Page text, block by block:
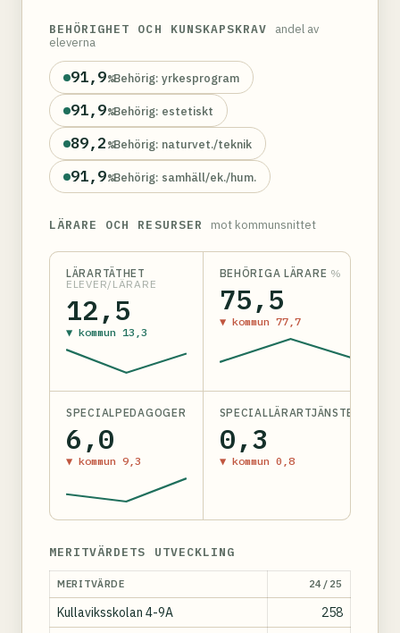
BEHÖRIGHET OCH KUNSKAPSKRAV andel av
eleverna
91,9%Behörig: yrkesprogram
91,9%Behörig: estetiskt
89,2 %Behörig: naturvet./teknik
91,9%Behörig: samhäll/ek./hum.
LÄRARE OCH RESURSER mot kommunsnittet
LÄRARTÄTHET
ELEVER/LÄRARE
12,5
▼ kommun 13,3
BEHÖRIGA LÄRARE %
75,5
▼ kommun 77,7
SPECIALPEDAGOGER
6,0
▼ kommun 9,3
SPECIALLÄRARTJÄNSTER
0,3
▼ kommun 0,8
MERITVÄRDETS UTVECKLING
MERITVÄRDE 24/25
Kullaviksskolan 4-9A
258